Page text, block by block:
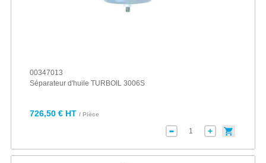
00347013
Séparateur d'huile TURBOIL 3006S
726,50 € HT / Pièce